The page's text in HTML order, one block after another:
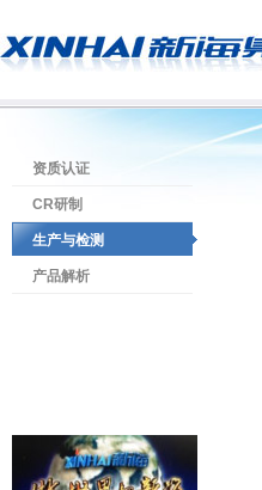
资质认证
CR研制
生产与检测
产品解析